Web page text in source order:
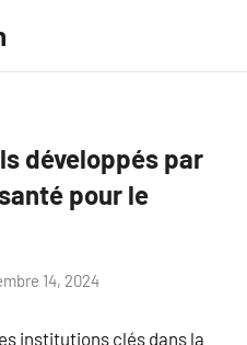
développés par
pour le
14, 2024
institutions clés dans la